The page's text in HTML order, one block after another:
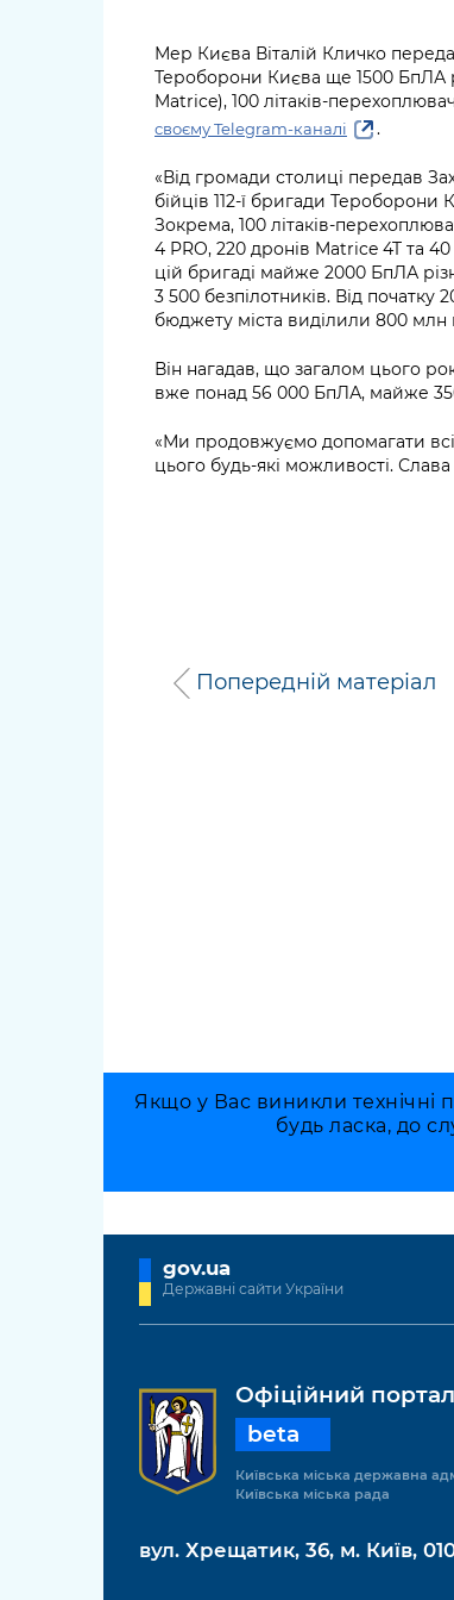
Мер Києва Віталій Кличко
Тероборони Києва ще 1500 БпЛА
Matrice), 100 літаків-
своєму Telegram-каналі .
«Від громади столиці передав
бійців 112-ї бригади
Зокрема, 100 літаків-
4 PRO, 220 дронів Matrice 4T та
цій бригаді майже 2000 БпЛА
3 500 безпілотників. Від початку
бюджету міста виділили 800 млн
Він нагадав, що загалом цього
вже понад 56 000 БпЛА, майже
«Ми продовжуємо допомагати
цього будь-які можливості. Слава
Попередній матеріал
Якщо у Вас виникли технічні
будь ласка, до
gov.ua
Державні сайти України
Офіційний
beta
Київська міська державна
Київська міська рада
вул. Хрещатик, 36, м. Київ,